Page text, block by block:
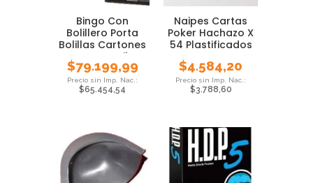
Bingo Con
Bolillero Porta
Bolillas Cartones
Juego Familar
$79.199,99
$65.454,54
Naipes Cartas
Poker Hachazo X
54 Plastificados
$4.584,20
$3.788,60